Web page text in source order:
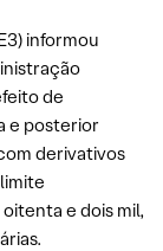
informou
de
e posterior
derivativos
e dois mil,